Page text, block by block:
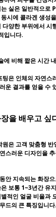
실은 일반적으로
시에 콜라겐 생성
양한 부위에서 시
입니다.
에 비해 짧은 시간
팅은 인체의 자연스
운 결과를 얻을 수
을 배우고 싶
은 고객 맞춤형
스러운 디자인을
안 지속되는 화장
보통 1~3년간 유
적인 얼굴 비율과
드의 큰 특징입니다.